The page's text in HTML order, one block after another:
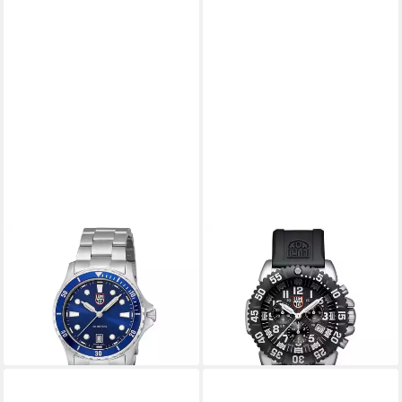
Schweizer Uhr Sport Timer
0910 Serie
ab 272,50 € UVP545,00 €
lieferbar - in 2-3 Werktagen bei dir
Quarzuhr XS.3181.F
ab 348,00 € UVP695,00 €
lieferbar - in 2-3 Werktagen bei dir